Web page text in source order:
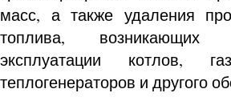
масс, а также удаления
топлива, возникающих
эксплуатации котлов,
теплогенераторов и другого